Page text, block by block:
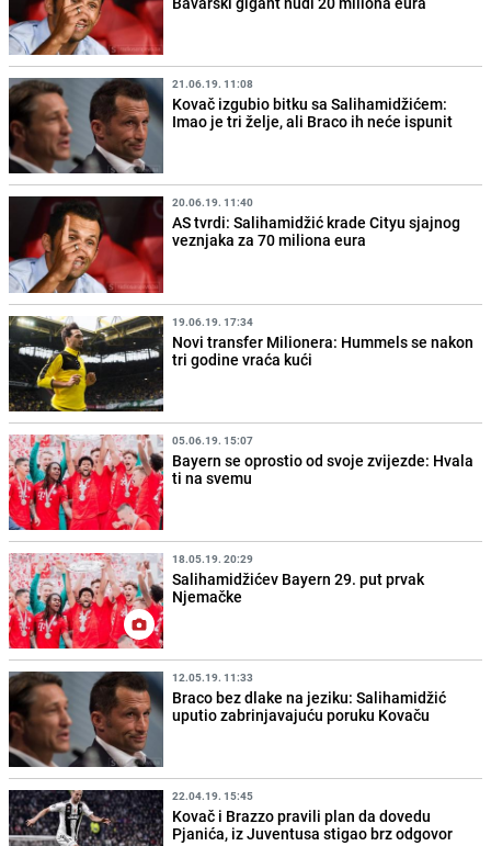
21.06.19. 11:08
Kovač izgubio bitku sa Salihamidžićem:
Imao je tri želje, ali Braco ih neće ispunit
20.06.19. 11:40
AS tvrdi: Salihamidžić krade Cityu sjajnog
veznjaka za 70 miliona eura
19.06.19. 17:34
Novi transfer Milionera: Hummels se nakon
tri godine vraća kući
05.06.19. 15:07
Bayern se oprostio od svoje zvijezde: Hvala
ti na svemu
18.05.19. 20:29
Salihamidžićev Bayern 29. put prvak
Njemačke
12.05.19. 11:33
Braco bez dlake na jeziku: Salihamidžić
uputio zabrinjavajuću poruku Kovaču
22.04.19. 15:45
Kovač i Brazzo pravili plan da dovedu
Pjanića, iz Juventusa stigao brz odgovor